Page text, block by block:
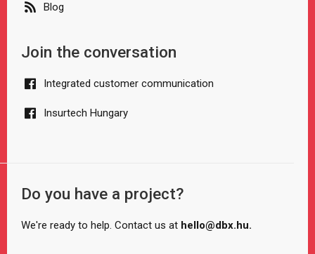
Blog
Join the conversation
Integrated customer communication
Insurtech Hungary
Do you have a project?
We're ready to help. Contact us at hello@dbx.hu.